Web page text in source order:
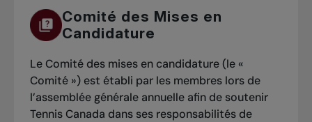
Comité des Mises en
Candidature
Le Comité des mises en candidature (le «
Comité ») est établi par les membres lors de
l’assemblée générale annuelle afin de soutenir
Tennis Canada dans ses responsabilités de